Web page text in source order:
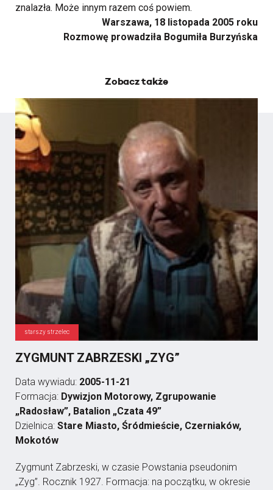
znalazła. Może innym razem coś powiem.
Warszawa, 18 listopada 2005 roku
Rozmowę prowadziła Bogumiła Burzyńska
Zobacz także
starszy strzelec
ZYGMUNT ZABRZESKI „ZYG”
Data wywiadu: 2005-11-21
Formacja: Dywizjon Motorowy, Zgrupowanie
„Radosław”, Batalion „Czata 49”
Dzielnica: Stare Miasto, Śródmieście, Czerniaków,
Mokotów
Zygmunt Zabrzeski, w czasie Powstania pseudonim
„Zyg”. Rocznik 1927. Formacja: na początku, w okresie